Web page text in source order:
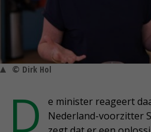
© Dirk Hol
D
e minister reageert
Nederland-voorzitter